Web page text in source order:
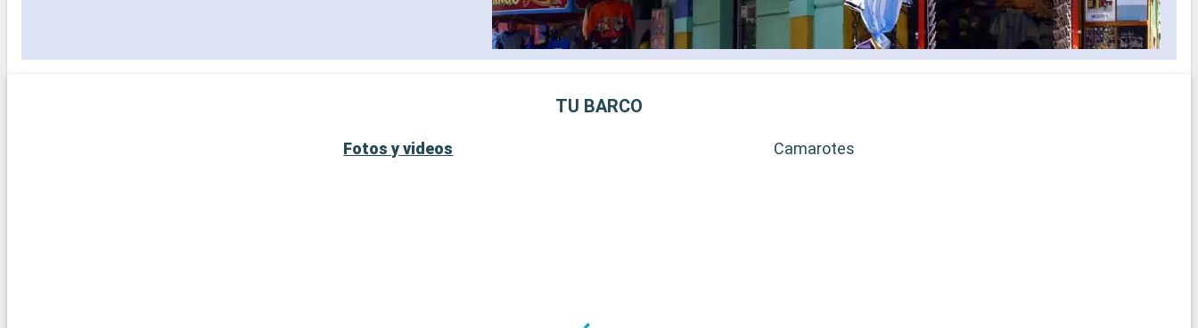
- 40% de descuento en una selección
prepago de spa
- 10% de descuento en todos los
tratamientos de spa adquiridos a bordo
- Embarque prioritario y entrega de
TU BARCO
Fotos y videos Camarotes